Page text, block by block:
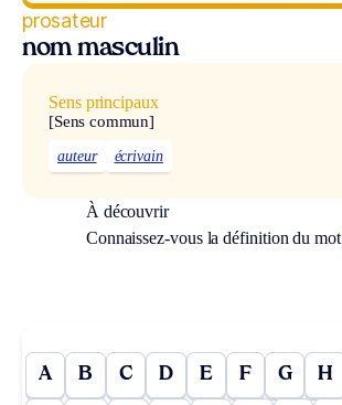
prosateur
nom masculin
Sens principaux
[Sens commun]
auteur écrivain
À découvrir
Connaissez-vous la définition du mot
A B C D E F G H